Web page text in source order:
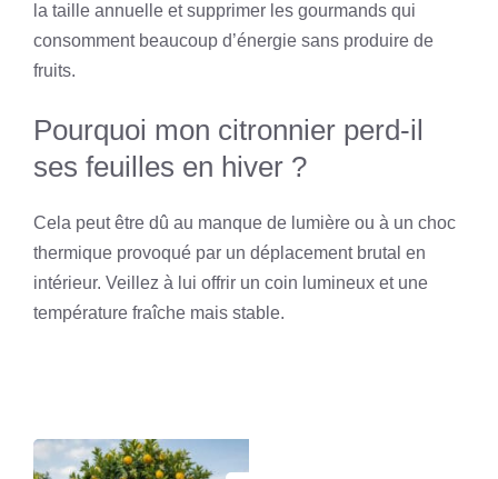
la taille annuelle et supprimer les gourmands qui
consomment beaucoup d’énergie sans produire de
fruits.
Pourquoi mon citronnier perd-il
ses feuilles en hiver ?
Cela peut être dû au manque de lumière ou à un choc
thermique provoqué par un déplacement brutal en
intérieur. Veillez à lui offrir un coin lumineux et une
température fraîche mais stable.